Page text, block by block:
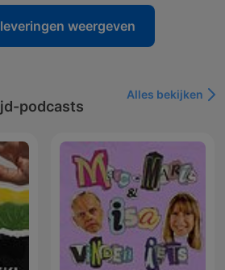
weergeven
podcasts
Alles bekijken